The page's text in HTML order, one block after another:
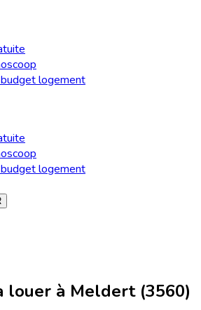
logement
logement
louer à Meldert (3560)